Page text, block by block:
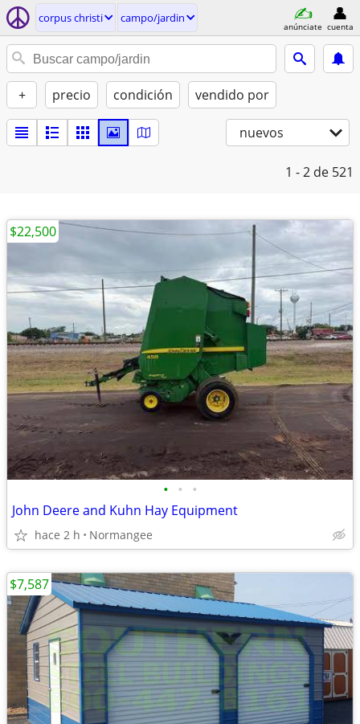
corpus christi campo/jardin
anúnciate cuenta
+ precio condición vendido por
nuevos
1 - 2 de 521
• • •
John Deere and Kuhn Hay Equipment
hace 2 h Normangee
$22,500
$7,587